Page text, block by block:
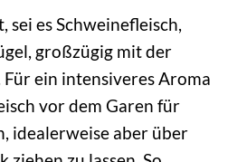
sei es Schweinefleisch,
großzügig mit der
ein intensiveres Aroma
vor dem Garen für
idealerweise aber über